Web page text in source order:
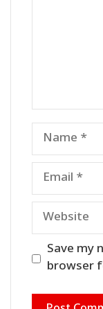
Name
Email
Website
Save my
browser